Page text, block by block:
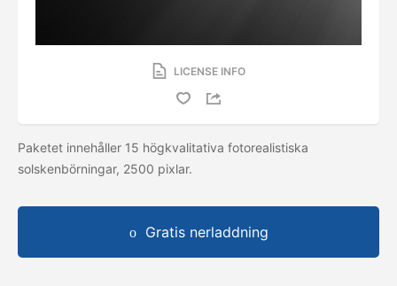
LICENSE INFO
Paketet innehåller 15 högkvalitativa fotorealistiska
solskenbörningar, 2500 pixlar.
Gratis nerladdning